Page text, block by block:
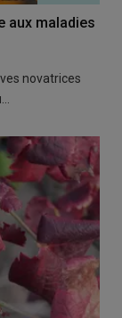
aux maladies
novatrices